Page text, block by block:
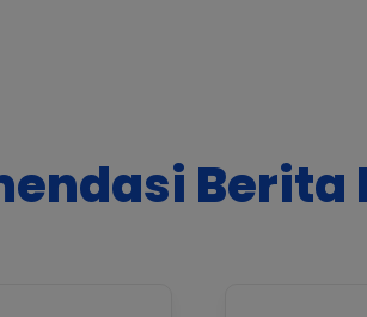
Berita